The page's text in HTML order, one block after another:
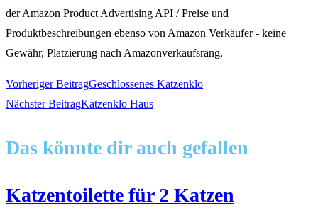
der Amazon Product Advertising API / Preise und
Produktbeschreibungen ebenso von Amazon Verkäufer - keine
Gewähr, Platzierung nach Amazonverkaufsrang,
Weitere
ansehen
Vorheriger BeitragGeschlossenes Katzenklo
Nächster BeitragKatzenklo Haus
Das könnte dir auch gefallen
Katzentoilette für 2 Katzen